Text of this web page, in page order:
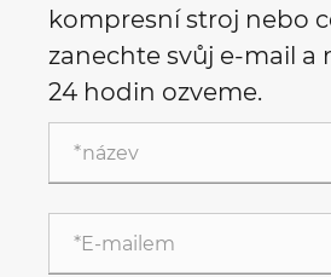
kompresní stroj nebo
zanechte svůj e-mail a
24 hodin ozveme.